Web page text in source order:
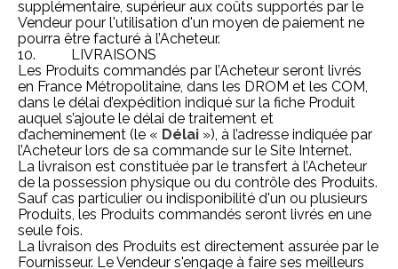
supplémentaire, supérieur aux coûts supportés par le
Vendeur pour l'utilisation d'un moyen de paiement ne
pourra être facturé à l’Acheteur.
10. LIVRAISONS
Les Produits commandés par l’Acheteur seront livrés
en France Métropolitaine, dans les DROM et les COM,
dans le délai d’expédition indiqué sur la fiche Produit
auquel s’ajoute le délai de traitement et
d’acheminement (le « Délai »), à l’adresse indiquée par
l’Acheteur lors de sa commande sur le Site Internet.
La livraison est constituée par le transfert à l’Acheteur
de la possession physique ou du contrôle des Produits.
Sauf cas particulier ou indisponibilité d'un ou plusieurs
Produits, les Produits commandés seront livrés en une
seule fois.
La livraison des Produits est directement assurée par le
Fournisseur. Le Vendeur s'engage à faire ses meilleurs